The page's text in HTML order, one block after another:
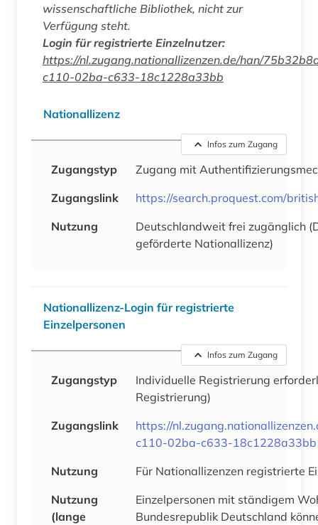
wissenschaftliche Bibliothek, nicht zur
Verfügung steht.
Login für registrierte Einzelnutzer:
https://nl.zugang.nationallizenzen.de/han/
c110-02ba-c633-18c1228a33bb
Nationallizenz
Infos zum Zugang
Zugangstyp
Zugang mit
Zugangslink
https://search.proquest.com/
Nutzung
Deutschlandweit frei zugänglich
geförderte Nationallizenz)
Nationallizenz-Login für registrierte
Einzelpersonen
Infos zum Zugang
Zugangstyp
Individuelle Registrierung
Registrierung)
Zugangslink
https://
c110-02ba-c633-18c1228a33bb
Nutzung
Für Nationallizenzen registrierte
Nutzung
(lange
Einzelpersonen mit ständigem
Bundesrepublik Deutschland